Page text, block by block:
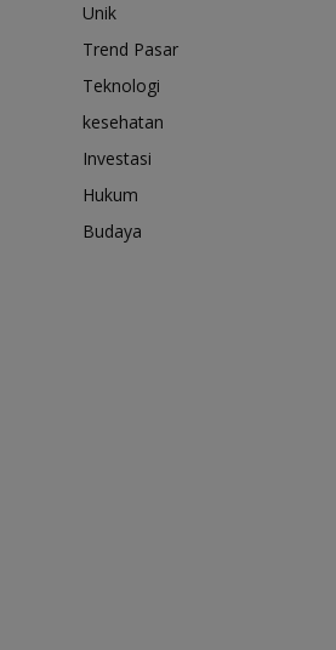
Unik
Trend Pasar
Teknologi
kesehatan
Investasi
Hukum
Budaya